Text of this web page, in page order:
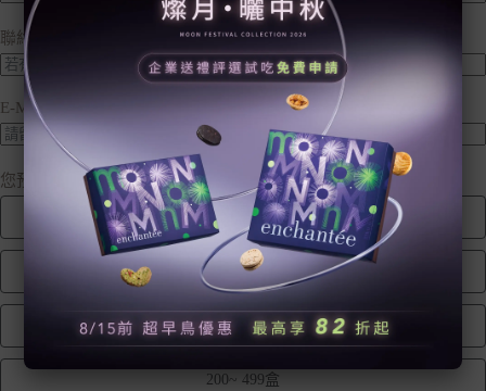
聯絡電話
E-MAIL
您預計的採購盒數 (暫估即可)
30 ~ 49盒
50 ~ 99盒
100~ 199盒
200~ 499盒